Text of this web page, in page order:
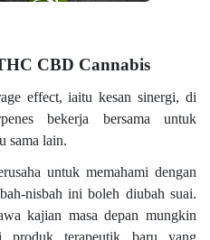
CBD Cannabis
effect, iaitu kesan sinergi, di
bekerja bersama untuk
sama lain.
untuk memahami dengan
nisbah ini boleh diubah suai.
kajian masa depan mungkin
produk terapeutik baru yang